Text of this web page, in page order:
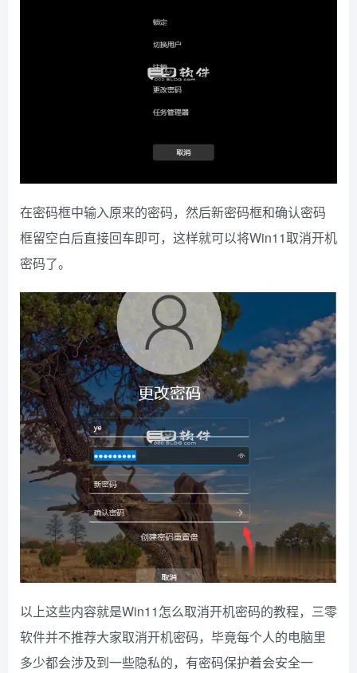
在密码框中输入原来的密码，然后新密码框和确认密码
框留空白后直接回车即可，这样就可以将Win11取消开机
密码了。
以上这些内容就是Win11怎么取消开机密码的教程，三零
软件并不推荐大家取消开机密码，毕竟每个人的电脑里
多少都会涉及到一些隐私的，有密码保护着会安全一